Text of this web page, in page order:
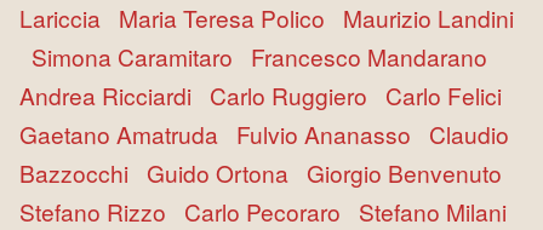
Lariccia Maria Teresa Polico
Maurizio Landini
Simona Caramitaro
Francesco Mandarano
Andrea Ricciardi Carlo Ruggiero
Carlo Felici
Gaetano Amatruda Fulvio Ananasso
Claudio
Bazzocchi Guido Ortona Giorgio Benvenuto
Stefano Rizzo
Carlo Pecoraro
Stefano Milani